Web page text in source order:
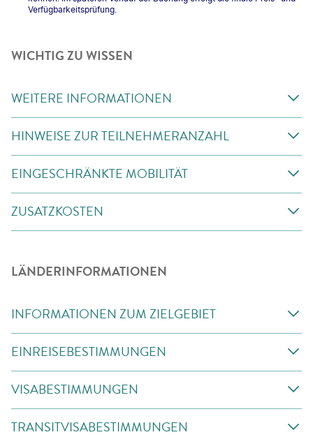
Verfügbarkeitsprüfung.
WICHTIG ZU WISSEN
WEITERE INFORMATIONEN
HINWEISE ZUR TEILNEHMERANZAHL
EINGESCHRÄNKTE MOBILITÄT
ZUSATZKOSTEN
LÄNDERINFORMATIONEN
INFORMATIONEN ZUM ZIELGEBIET
EINREISEBESTIMMUNGEN
VISABESTIMMUNGEN
TRANSITVISABESTIMMUNGEN